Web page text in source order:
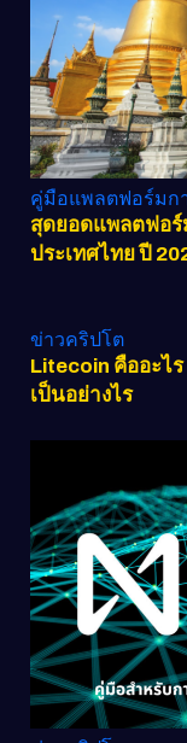
คู่มือแพลตฟอร์มก
สุดยอดแพลตฟอ
ประเทศไทย ปี
ข่าวคริปโต
Litecoin คืออะไ
เป็นอย่างไร